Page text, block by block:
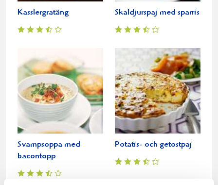
Kasslergratäng Skaldjurspaj med sparris
Svampsoppa med
bacontopp
Potatis- och getostpaj